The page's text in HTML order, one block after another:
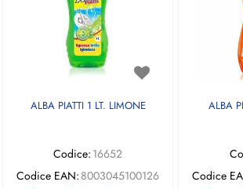
ALBA PIATTI 1 LT. LIMONE
Codice: 16652
Codice EAN: 8003045100126
ALBA
Codice